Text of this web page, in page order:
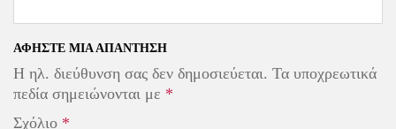
e
o
o
k
t
e
r
t
r
s
t
ΑΦΉΣΤΕ ΜΙΑ ΑΠΆΝΤΗΣΗ
Η ηλ. διεύθυνση σας δεν δημοσιεύεται. Τα υποχρεωτικά
πεδία σημειώνονται με *
Σχόλιο *